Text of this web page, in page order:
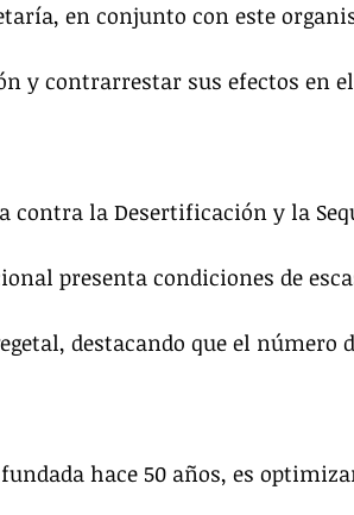
en conjunto con este
y contrarrestar sus efectos en
contra la Desertificación y la
presenta condiciones de
destacando que el número
hace 50 años, es